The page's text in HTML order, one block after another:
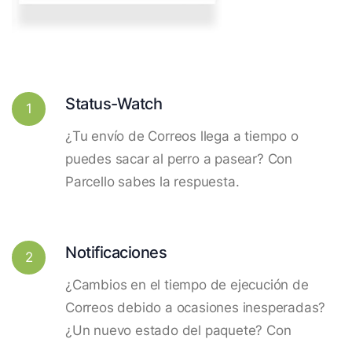
1 Status-Watch
¿Tu envío de Correos llega a tiempo o
puedes sacar al perro a pasear? Con
Parcello sabes la respuesta.
2 Notificaciones
¿Cambios en el tiempo de ejecución de
Correos debido a ocasiones inesperadas?
¿Un nuevo estado del paquete? Con